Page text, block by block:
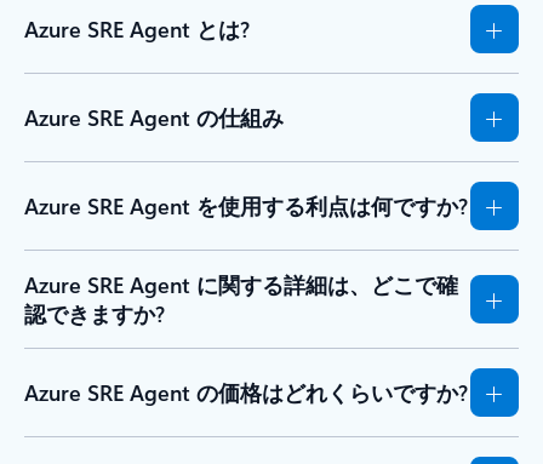
Azure SRE Agent とは?
Azure SRE Agent の仕組み
Azure SRE Agent を使用する利点は何ですか?
Azure SRE Agent に関する詳細は、どこで確
認できますか?
Azure SRE Agent の価格はどれくらいですか?